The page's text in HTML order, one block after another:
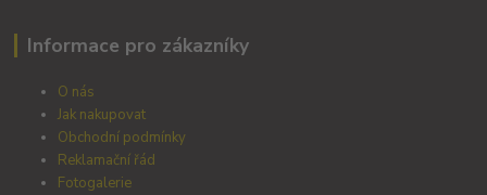
Informace pro zákazníky
O nás
Jak nakupovat
Obchodní podmínky
Reklamační řád
Fotogalerie